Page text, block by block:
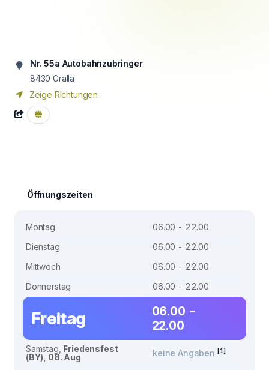
Nr. 55a Autobahnzubringer
8430 Gralla
Zeige Richtungen
Öffnungszeiten
Montag
06.00 - 22.00
Dienstag
06.00 - 22.00
Mittwoch
06.00 - 22.00
Donnerstag
06.00 - 22.00
Freitag
06.00 -
22.00
Samstag, Friedensfest
(BY), 08. Aug
keine Angaben [1]